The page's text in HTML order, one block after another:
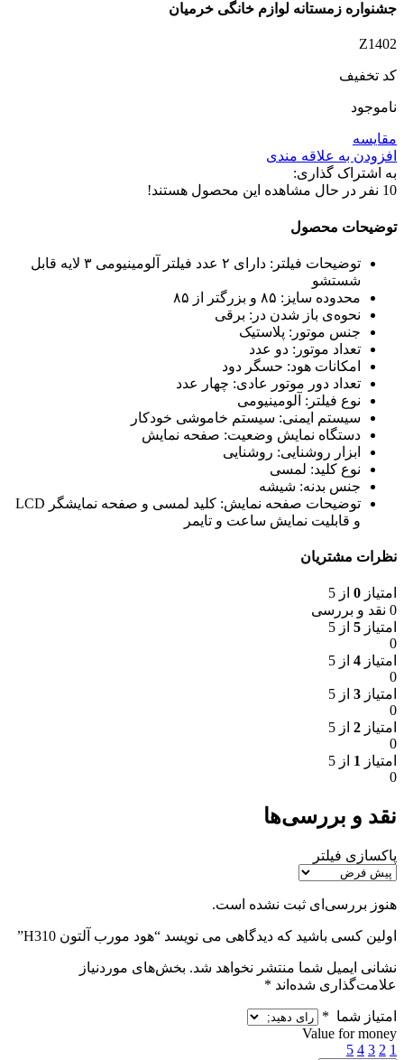
جشنواره زمستانه لوازم خانگی خرمیان
Z1402
کد تخفیف
ناموجود
مقایسه
افزودن به علاقه مندی
به اشتراک گذاری:
10 نفر در حال مشاهده این محصول هستند!
توضیحات محصول
توضیحات فیلتر: دارای ۲ عدد فیلتر آلومینیومی ۳ لایه قابل
شستشو
محدوده سایز: ۸۵ و بزرگتر از ۸۵
نحوه‌ی باز شدن در: برقی
جنس موتور: پلاستیک
تعداد موتور: دو عدد
امکانات هود: حسگر دود
تعداد دور موتور عادی: چهار عدد
نوع فیلتر: آلومینیومی
سیستم ایمنی: سیستم خاموشی خودکار
دستگاه نمایش وضعیت: صفحه نمایش
ابزار روشنایی: روشنایی
نوع کلید: لمسی
جنس بدنه: شیشه
توضیحات صفحه نمایش: کلید لمسی و صفحه نمایشگر LCD
و قابلیت نمایش ساعت و تایمر
نظرات مشتریان
امتیاز 0 از 5
0 نقد و بررسی
امتیاز 5 از 5
0
امتیاز 4 از 5
0
امتیاز 3 از 5
0
امتیاز 2 از 5
0
امتیاز 1 از 5
0
نقد و بررسی‌ها
پاکسازی فیلتر
هنوز بررسی‌ای ثبت نشده است.
اولین کسی باشید که دیدگاهی می نویسد “هود مورب آلتون H310”
نشانی ایمیل شما منتشر نخواهد شد. بخش‌های موردنیاز
علامت‌گذاری شده‌اند *
امتیاز شما *
Value for money
1
2
3
4
5